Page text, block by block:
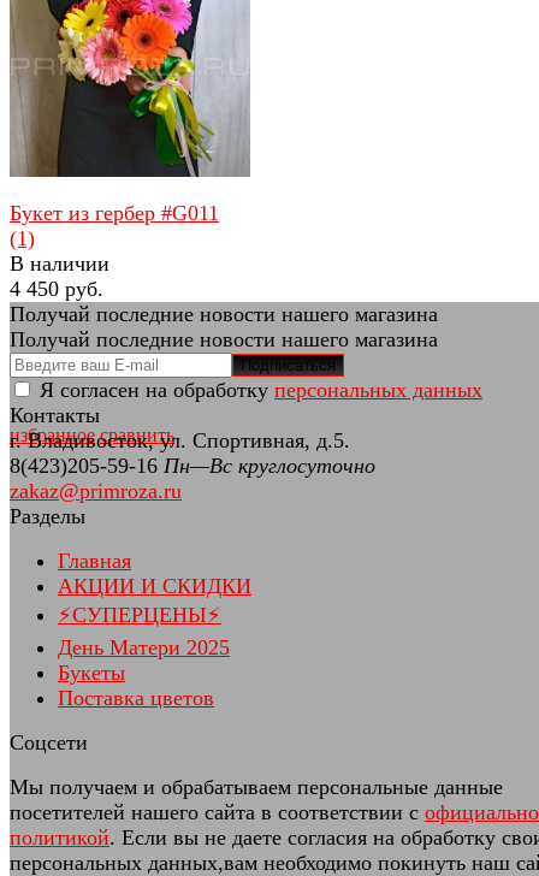
избранное сравнить
избранное сравнить
Букет из гербер #G011
(1)
В наличии
4 450 руб.
Получай последние новости нашего магазина
Получай последние новости нашего магазина
Подписаться
Я согласен на обработку персональных данных
Контакты
г. Владивосток, ул. Спортивная, д.5.
8(423)205-59-16 Пн—Вс круглосуточно
zakaz@primroza.ru
Разделы
Главная
АКЦИИ И СКИДКИ
⚡СУПЕРЦЕНЫ⚡
День Матери 2025
Букеты
Поставка цветов
Соцсети
Мы получаем и обрабатываем персональные данные
посетителей нашего сайта в соответствии с
политикой. Если вы не даете согласия на обработку
персональных данных,вам необходимо покинуть наш